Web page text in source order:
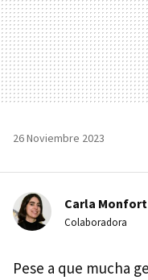
26 Noviembre 2023
Carla Monfort
Colaboradora
Pese a que mucha